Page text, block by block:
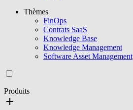
Thèmes
FinOps
Contrats SaaS
Knowledge Base
Knowledge Management
Software Asset Management
Produits